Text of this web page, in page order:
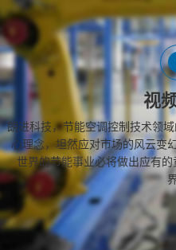
视
朗进科技，节能空调控制技术领
心理念，坦然应对市场的风云变
世界的节能事业必将做出应有